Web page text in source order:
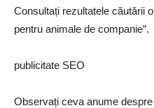
Consultați rezultatele căutării
pentru animale de companie”.
publicitate SEO
Observați ceva anume